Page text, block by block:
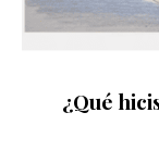
¿Qué